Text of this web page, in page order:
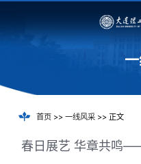
首页>> 一线风采>> 正文
春日展艺 华章共鸣